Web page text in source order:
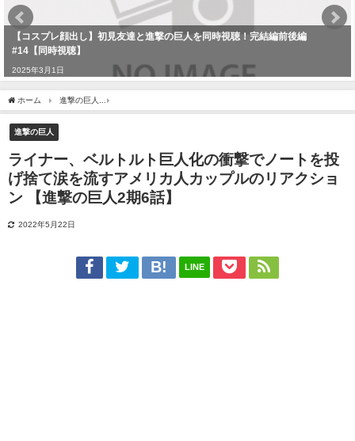
【コスプレ顔出し】初見友達と進撃の巨人を同時視聴！完結編前後編
#14【同時視聴】
2025年3月1日
ホーム 進撃の巨人
進撃の巨人
ライナー、ベルトルト巨人化の衝撃でノートを投
げ捨て涙を流すアメリカ人カップルのリアクショ
ン 【進撃の巨人2期6話】
2022年5月22日
LINE